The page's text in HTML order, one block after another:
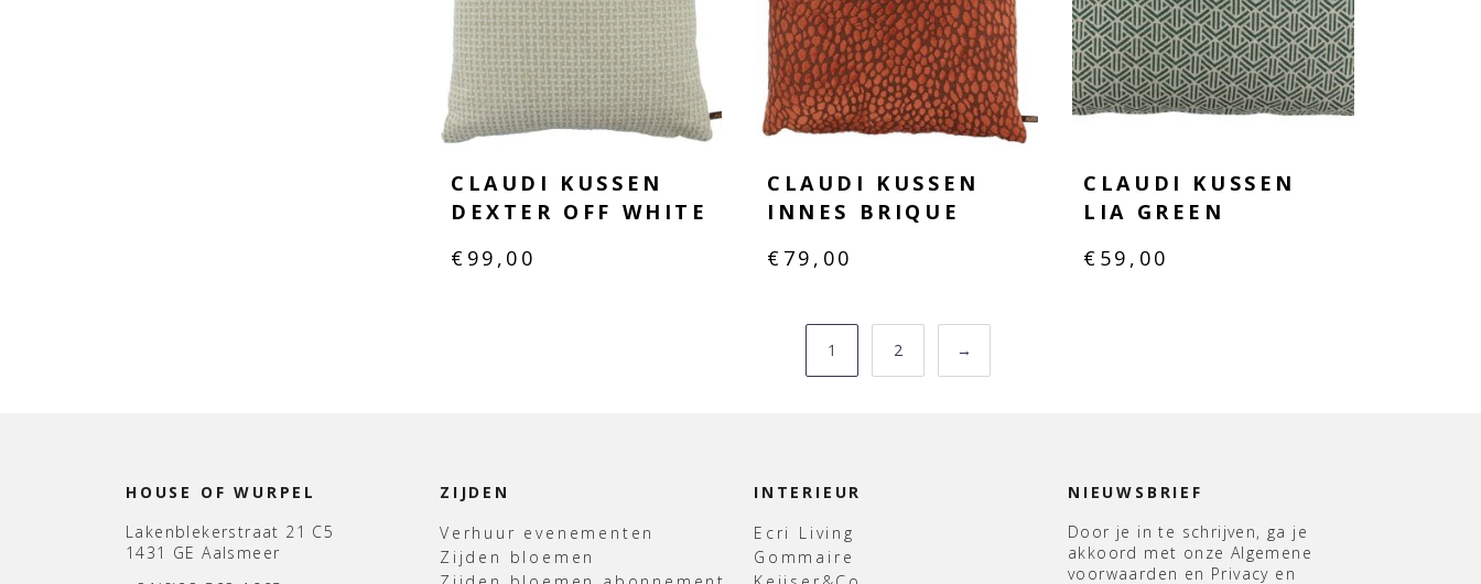
CLAUDI KUSSEN
DEXTER OFF WHITE
€ 99,00
CLAUDI KUSSEN
INNES BRIQUE
€ 79,00
CLAUDI KUSSEN
LIA GREEN
€ 59,00
1 2 →
HOUSE OF WURPEL
Lakenblekerstraat 21 C5
1431 GE Aalsmeer
ZIJDEN
Verhuur evenementen
Zijden bloemen
INTERIEUR
Ecri Living
Gommaire
NIEUWSBRIEF
Door je in te schrijven, ga je
akkoord met onze Algemene
voorwaarden en Privacy en